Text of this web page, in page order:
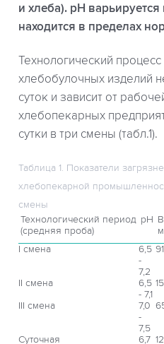
и хлеба). рН
находится в пределах
Технологический
хлебобулочных изделий
суток и зависит от
хлебопекарных
сутки в три смены (табл.1).
Таблица 1. Показатели
хлебопекарной
смены
Технологический период рН
(средняя проба)
I смена
6,5
-
7,2
II смена
6,5
- 7,1
III смена
7,0
-
7,5
Суточная
6,7